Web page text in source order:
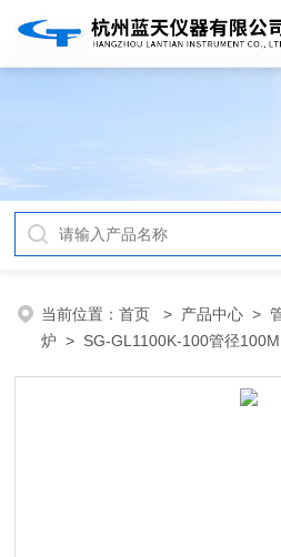
当前位置：首页 > 产品中心 >
炉 > SG-GL1100K-100管径